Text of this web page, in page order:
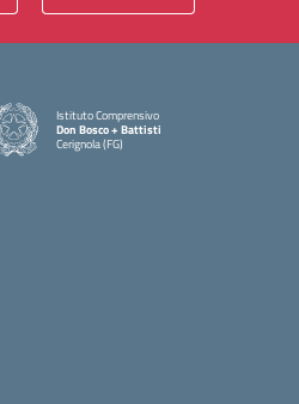
Istituto Comprensivo
Don Bosco + Battisti
Cerignola (FG)
— Visita la pagina iniziale della scuola